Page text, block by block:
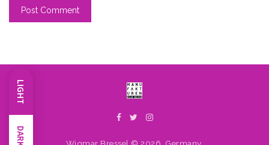
LIGHT
DARK Wigmar Bressel © 2026, Germany.